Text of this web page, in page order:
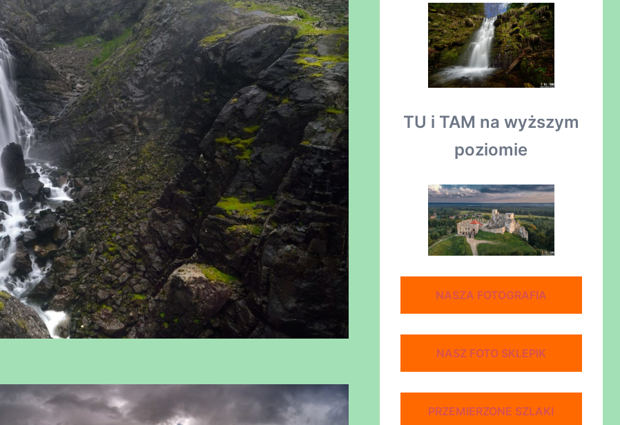
TU i TAM na wyższym
poziomie
NASZA FOTOGRAFIA
NASZ FOTO SKLEPIK
PRZEMIERZONE SZLAKI